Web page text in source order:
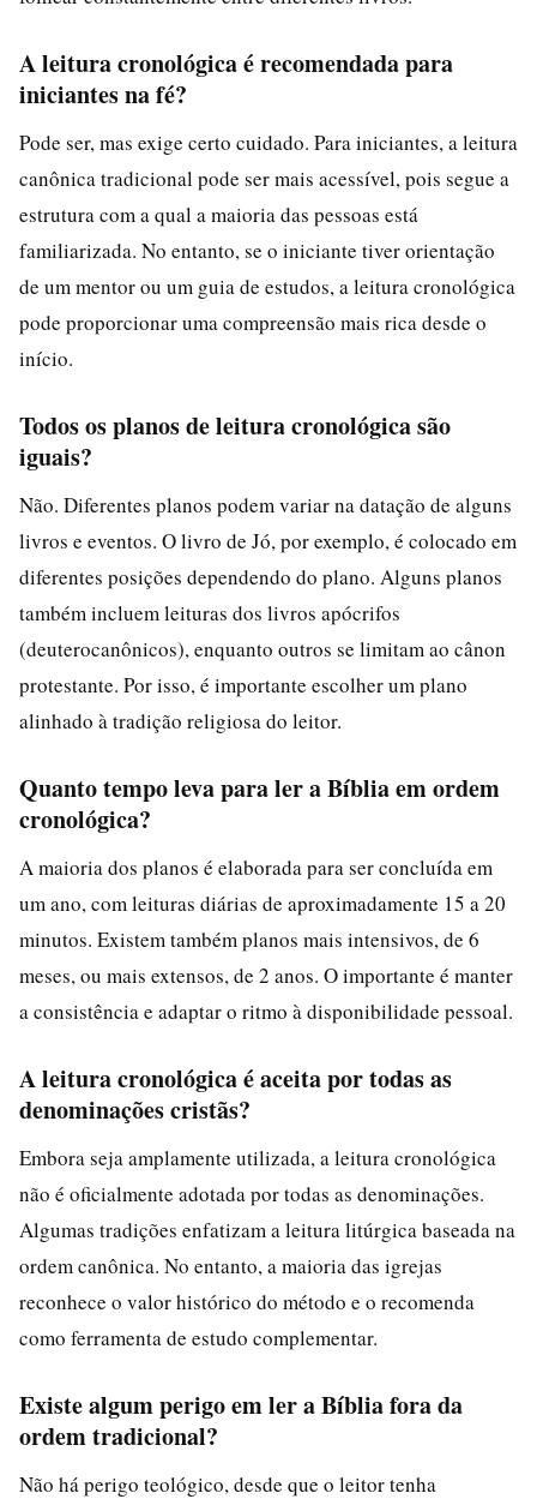
A leitura cronológica é recomendada para
iniciantes na fé?
Pode ser, mas exige certo cuidado. Para iniciantes, a leitura
canônica tradicional pode ser mais acessível, pois segue a
estrutura com a qual a maioria das pessoas está
familiarizada. No entanto, se o iniciante tiver orientação
de um mentor ou um guia de estudos, a leitura cronológica
pode proporcionar uma compreensão mais rica desde o
início.
Todos os planos de leitura cronológica são
iguais?
Não. Diferentes planos podem variar na datação de alguns
livros e eventos. O livro de Jó, por exemplo, é colocado em
diferentes posições dependendo do plano. Alguns planos
também incluem leituras dos livros apócrifos
(deuterocanônicos), enquanto outros se limitam ao cânon
protestante. Por isso, é importante escolher um plano
alinhado à tradição religiosa do leitor.
Quanto tempo leva para ler a Bíblia em ordem
cronológica?
A maioria dos planos é elaborada para ser concluída em
um ano, com leituras diárias de aproximadamente 15 a 20
minutos. Existem também planos mais intensivos, de 6
meses, ou mais extensos, de 2 anos. O importante é manter
a consistência e adaptar o ritmo à disponibilidade pessoal.
A leitura cronológica é aceita por todas as
denominações cristãs?
Embora seja amplamente utilizada, a leitura cronológica
não é oficialmente adotada por todas as denominações.
Algumas tradições enfatizam a leitura litúrgica baseada na
ordem canônica. No entanto, a maioria das igrejas
reconhece o valor histórico do método e o recomenda
como ferramenta de estudo complementar.
Existe algum perigo em ler a Bíblia fora da
ordem tradicional?
Não há perigo teológico, desde que o leitor tenha